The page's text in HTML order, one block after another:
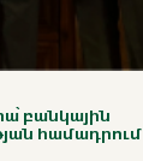
բանկային
համադրում